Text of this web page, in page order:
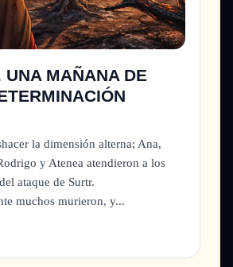
UNA MAÑANA DE
la dimensión alterna; Ana,
y Atenea atendieron a los
ataque de Surtr.
muchos murieron, y...